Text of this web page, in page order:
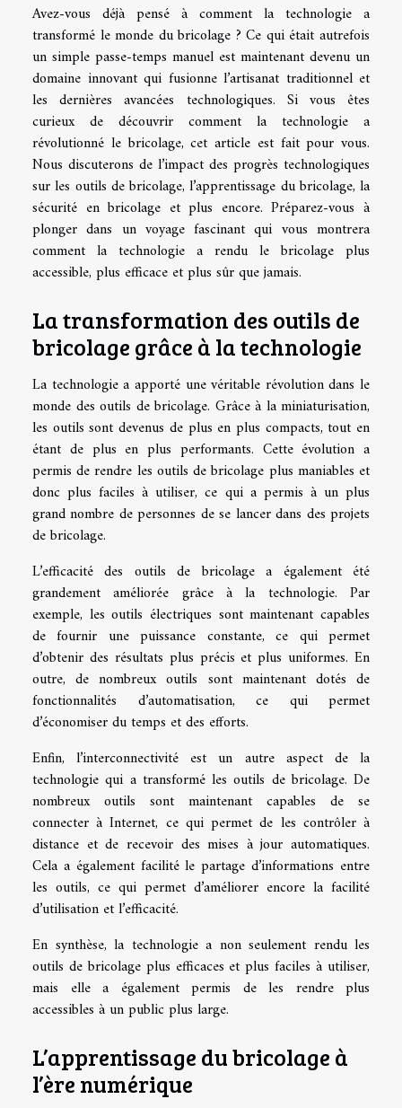
Avez-vous déjà pensé à comment la technologie a
transformé le monde du bricolage ? Ce qui était autrefois
un simple passe-temps manuel est maintenant devenu un
domaine innovant qui fusionne l’artisanat traditionnel et
les dernières avancées technologiques. Si vous êtes
curieux de découvrir comment la technologie a
révolutionné le bricolage, cet article est fait pour vous.
Nous discuterons de l’impact des progrès technologiques
sur les outils de bricolage, l’apprentissage du bricolage, la
sécurité en bricolage et plus encore. Préparez-vous à
plonger dans un voyage fascinant qui vous montrera
comment la technologie a rendu le bricolage plus
accessible, plus efficace et plus sûr que jamais.
La transformation des outils de
bricolage grâce à la technologie
La technologie a apporté une véritable révolution dans le
monde des outils de bricolage. Grâce à la miniaturisation,
les outils sont devenus de plus en plus compacts, tout en
étant de plus en plus performants. Cette évolution a
permis de rendre les outils de bricolage plus maniables et
donc plus faciles à utiliser, ce qui a permis à un plus
grand nombre de personnes de se lancer dans des projets
de bricolage.
L’efficacité des outils de bricolage a également été
grandement améliorée grâce à la technologie. Par
exemple, les outils électriques sont maintenant capables
de fournir une puissance constante, ce qui permet
d’obtenir des résultats plus précis et plus uniformes. En
outre, de nombreux outils sont maintenant dotés de
fonctionnalités d’automatisation, ce qui permet
d’économiser du temps et des efforts.
Enfin, l’interconnectivité est un autre aspect de la
technologie qui a transformé les outils de bricolage. De
nombreux outils sont maintenant capables de se
connecter à Internet, ce qui permet de les contrôler à
distance et de recevoir des mises à jour automatiques.
Cela a également facilité le partage d’informations entre
les outils, ce qui permet d’améliorer encore la facilité
d’utilisation et l’efficacité.
En synthèse, la technologie a non seulement rendu les
outils de bricolage plus efficaces et plus faciles à utiliser,
mais elle a également permis de les rendre plus
accessibles à un public plus large.
L’apprentissage du bricolage à
l’ère numérique